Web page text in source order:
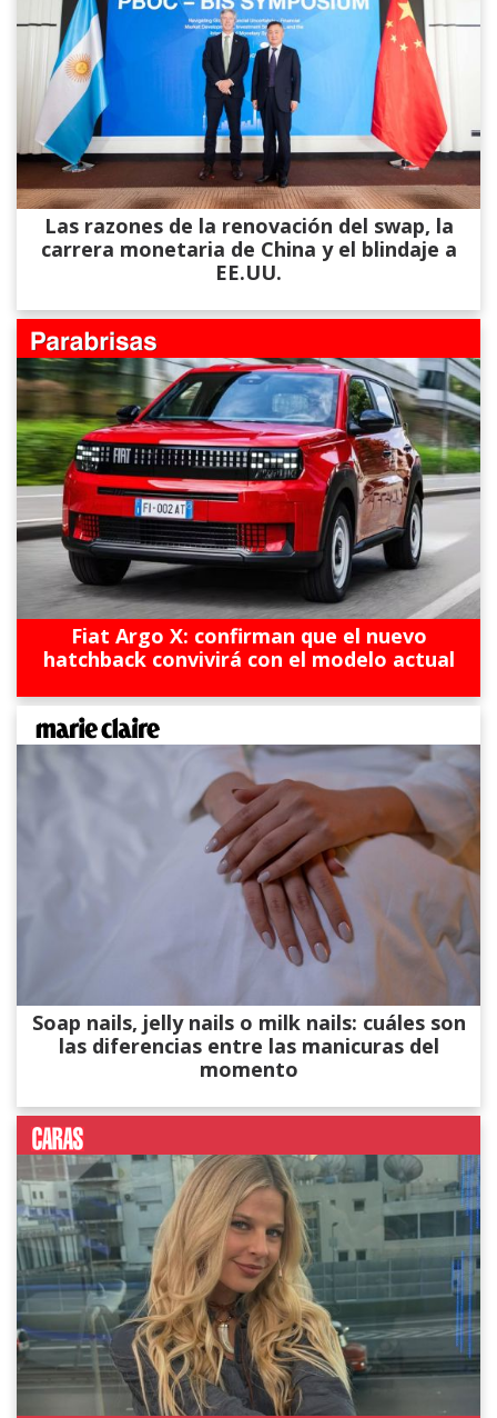
Las razones de la renovación del swap, la
carrera monetaria de China y el blindaje a
EE.UU.
Fiat Argo X: confirman que el nuevo
hatchback convivirá con el modelo actual
Soap nails, jelly nails o milk nails: cuáles son
las diferencias entre las manicuras del
momento